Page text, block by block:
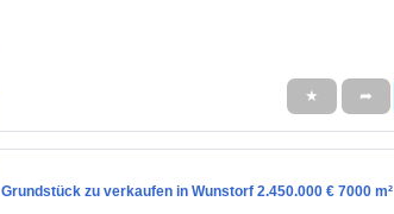
★ ➦
Grundstück zu verkaufen in Wunstorf 2.450.000 € 7000 m²